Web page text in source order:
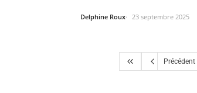
Delphine Roux 23 septembre 2025
Précédent